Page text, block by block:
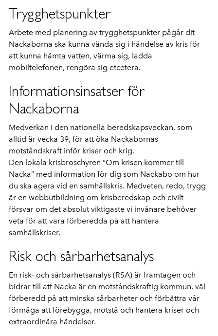
Trygghetspunkter
Arbete med planering av trygghetspunkter pågår dit
Nackaborna ska kunna vända sig i händelse av kris för
att kunna hämta vatten, värma sig, ladda
mobiltelefonen, rengöra sig etcetera.
Informationsinsatser för
Nackaborna
Medverkan i den nationella beredskapsveckan, som
alltid är vecka 39, för att öka Nackabornas
motståndskraft inför kriser och krig.
Den lokala krisbroschyren ”Om krisen kommer till
Nacka” med information för dig som Nackabo om hur
du ska agera vid en samhällskris. Medveten, redo, trygg
är en webbutbildning om krisberedskap och civilt
försvar om det absolut viktigaste vi invånare behöver
veta för att vara förberedda på att hantera
samhällskriser.
Risk och sårbarhetsanalys
En risk- och sårbarhetsanalys (RSA) är framtagen och
bidrar till att Nacka är en motståndskraftig kommun, väl
förberedd på att minska sårbarheter och förbättra vår
förmåga att förebygga, motstå och hantera kriser och
extraordinära händelser.